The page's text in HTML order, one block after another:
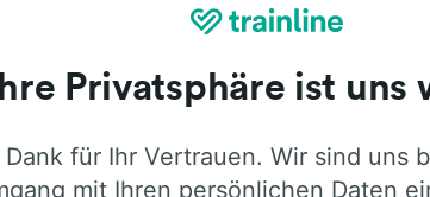
ehrliche Meinung von
Ihre Privatsphäre ist uns
für Ihr Vertrauen. Wir sind uns
mit Ihren persönlichen Daten